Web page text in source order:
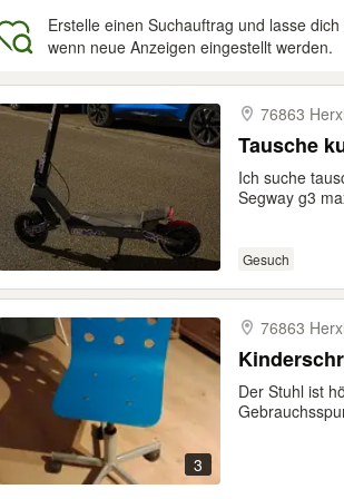
Erstelle einen Suchauftrag und lasse
wenn neue Anzeigen eingestellt werden.
76863
Tausche
Ich suche
Segway g3
Gesuch
3
76863
Der Stuhl ist